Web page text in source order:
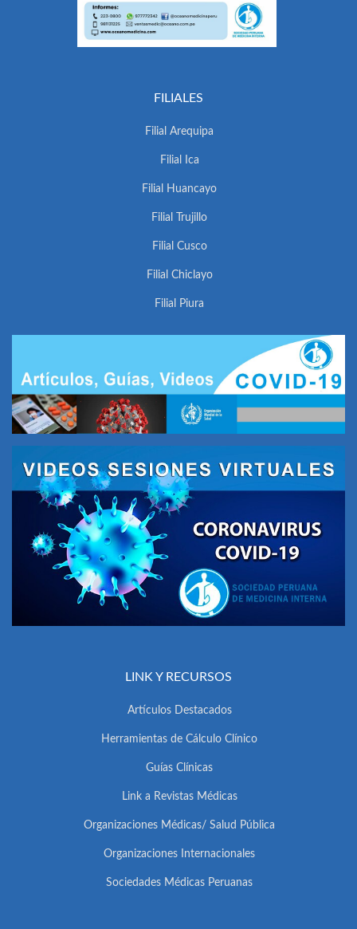
FILIALES
Filial Arequipa
Filial Ica
Filial Huancayo
Filial Trujillo
Filial Cusco
Filial Chiclayo
Filial Piura
LINK Y RECURSOS
Artículos Destacados
Herramientas de Cálculo Clínico
Guías Clínicas
Link a Revistas Médicas
Organizaciones Médicas/ Salud Pública
Organizaciones Internacionales
Sociedades Médicas Peruanas